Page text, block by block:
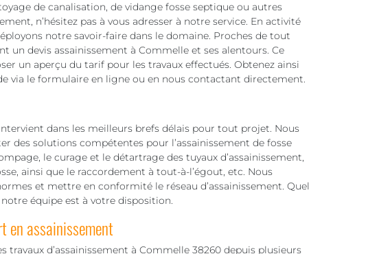
de canalisation, de vidange fosse septique ou autres
n’hésitez pas à vous adresser à notre service. En activité
notre savoir-faire dans le domaine. Proches de tout
un devis assainissement à Commelle et ses alentours. Ce
un aperçu du tarif pour les travaux effectués. Obtenez ainsi
via le formulaire en ligne ou en nous contactant directement.
dans les meilleurs brefs délais pour tout projet. Nous
des solutions compétentes pour l’assainissement de fosse
le curage et le détartrage des tuyaux d’assainissement,
ainsi que le raccordement à tout-à-l’égout, etc. Nous
et mettre en conformité le réseau d’assainissement. Quel
équipe est à votre disposition.
en assainissement
travaux d’assainissement à Commelle 38260 depuis plusieurs